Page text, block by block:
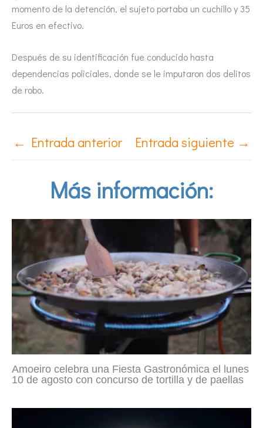
momento de la detención, el sujeto portaba un cuchillo y 35
Euros en efectivo.
Después de su identificación fue conducido hasta
dependencias policiales, donde se le imputaron dos delitos
de robo.
← Entrada anterior Entrada siguiente →
Más información:
Amoeiro celebra una Fiesta Gastronómica el lunes
10 de agosto con concurso de tortilla y de paellas